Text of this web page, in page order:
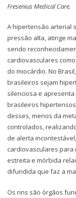
Fresenius Medical Care.
A hipertensão arterial
pressão alta, atinge
sendo
cardiovasculares
do miocárdio. No
brasileiros sejam
silenciosa e
brasileiros
desses, menos da
controlados,
de alerta
cardiovasculares
estreita e mórbida
difundida que faz a
Os rins são órgãos